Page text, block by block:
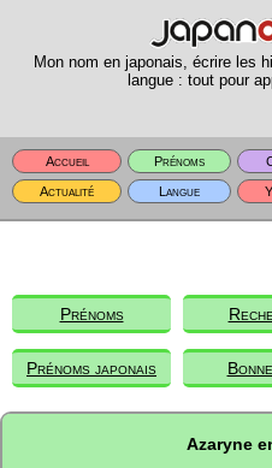
Mon nom en japonais, écrire les
langue : tout pour
Accueil Prénoms
Actualité
Langue
Prénoms
Prénoms japonais
Azaryne